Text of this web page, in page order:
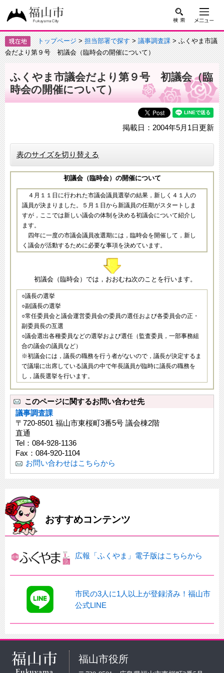
トップページ>担当部署で探す>議事調査課> ふくやま市議
会だより第９号 初議会（臨時会の開催について）
ふくやま市議会だより第９号 初議会（臨
時会の開催について）
掲載日：2004年5月1日更新
表のサイズを切り替える
初議会（臨時会）の開催について
４月１１日に行われた市議会議員選挙の結果，新しく４１人の
議員が決まりました。５月１日から新議員の任期がスタートしま
すが，ここでは新しい議会の体制を決める初議会について紹介し
ます。
四年に一度の市議会議員改選期には，臨時会を開催して，新し
く議会が活動するために必要な事項を決めています。
初議会（臨時会）では，おおむね次のことを行います。
○議長の選挙
○副議長の選挙
○常任委員会と議会運営委員会の委員の選任および各委員会の正・
副委員長の互選
○議会選出各種委員などの選挙および選任（監査委員，一部事務組
合の議会の議員など）
※初議会には，議長の職務を行う者がないので，議長が決定するま
で議場に出席している議員の中で年長議員が臨時に議長の職務を
し，議長選挙を行います。
このページに関するお問い合わせ先
議事調査課
〒720-8501 福山市東桜町3番5号 議会棟2階
直通
Tel：084-928-1136
Fax：084-920-1104
お問い合わせはこちらから
おすすめコンテンツ
広報「ふくやま」電子版はこちらから
市民の3人に1人以上が登録済み！福山市
公式LINE
福山市役所